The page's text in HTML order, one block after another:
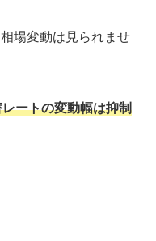
場変動は見られませ
ートの変動幅は抑制